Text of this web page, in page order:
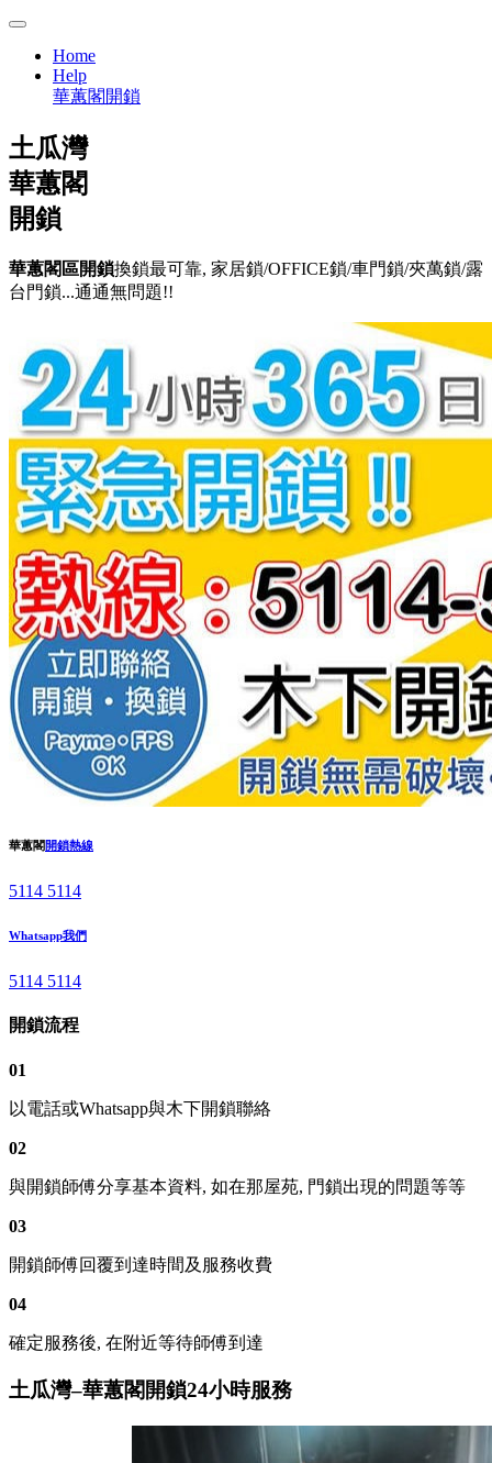
Home
Help
華蕙閣開鎖
土瓜灣
華蕙閣
開鎖
華蕙閣區開鎖換鎖最可靠, 家居鎖/OFFICE鎖/車門鎖/夾萬鎖/露
台門鎖...通通無問題!!
華蕙閣開鎖熱線
5114 5114
Whatsapp我們
5114 5114
開鎖流程
01
以電話或Whatsapp與木下開鎖聯絡
02
與開鎖師傅分享基本資料, 如在那屋苑, 門鎖出現的問題等等
03
開鎖師傅回覆到達時間及服務收費
04
確定服務後, 在附近等待師傅到達
土瓜灣–華蕙閣開鎖24小時服務